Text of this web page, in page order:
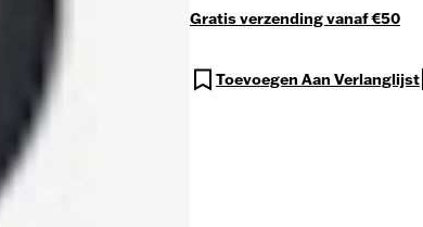
Gratis verzending vanaf €50
Toevoegen Aan Verlanglijst